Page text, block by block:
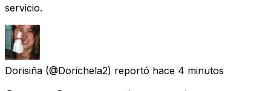
servicio.
Dorisiña (@Dorichela2) reportó hace 4 minutos